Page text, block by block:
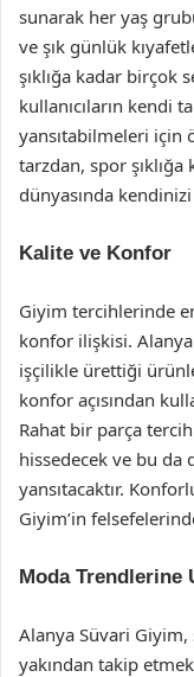
sunarak her yaş
ve şık günlük
şıklığa kadar birçok
kullanıcıların kendi
yansıtabilmeleri için
tarzdan, spor
dünyasında
Kalite ve Konfor
Giyim tercihlerinde
konfor ilişkisi.
işçilikle ürettiği
konfor açısından
Rahat bir parça
hissedecek ve bu da
yansıtacaktır.
Giyim’in
Moda Trendlerine
Alanya Süvari
yakından takip